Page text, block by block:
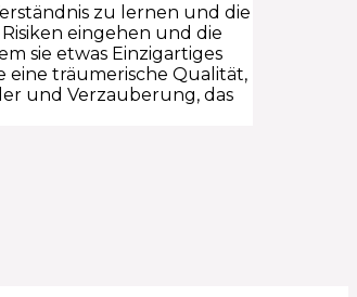
zu lernen und die
eingehen und die
sie etwas Einzigartiges
eine träumerische Qualität,
und Verzauberung, das